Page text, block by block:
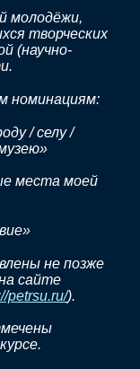
молодёжи,
творческих
(научно-
номинациям:
/ селу /
места моей
не позже
сайте
petrsu.ru/).